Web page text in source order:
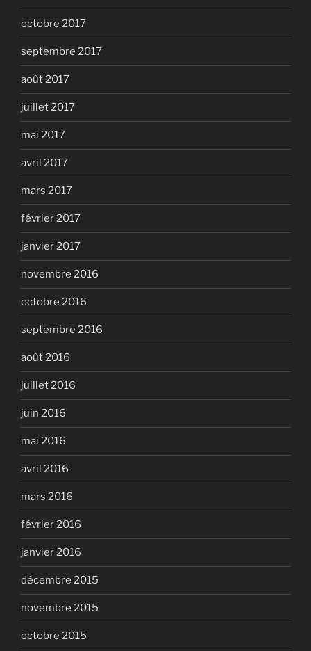
octobre 2017
septembre 2017
août 2017
juillet 2017
mai 2017
avril 2017
mars 2017
février 2017
janvier 2017
novembre 2016
octobre 2016
septembre 2016
août 2016
juillet 2016
juin 2016
mai 2016
avril 2016
mars 2016
février 2016
janvier 2016
décembre 2015
novembre 2015
octobre 2015